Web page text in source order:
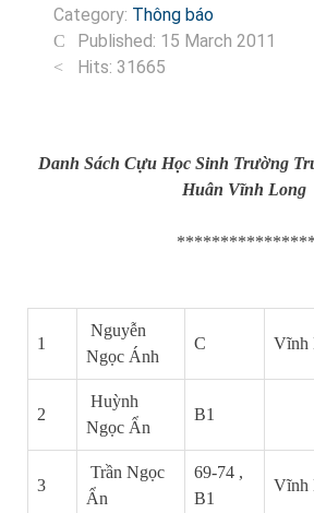
Category: Thông báo
Published: 15 March 2011
Hits: 31665
Danh Sách Cựu Học Sinh Trường
Huân Vĩnh Long
1
Nguyễn
Ngọc Ánh
C Vĩnh
2
Huỳnh
Ngọc Ẩn
B1
3
Trần Ngọc
Ẩn
69-74 ,
B1
Vĩnh